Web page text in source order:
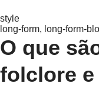
style
long-form, long-form-
O que
folclore